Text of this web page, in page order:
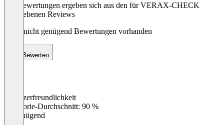
Die Bewertungen ergeben sich aus den für VERAX-CHECK
abgegebenen Reviews
Noch nicht genügend Bewertungen vorhanden
Bewerten
Benutzerfreundlichkeit
Kategorie-Durchschnitt: 90 %
Ungenügend